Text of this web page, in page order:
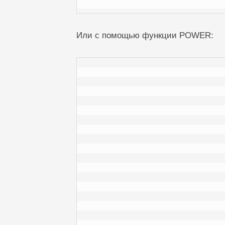
Или с помощью функции POWER: